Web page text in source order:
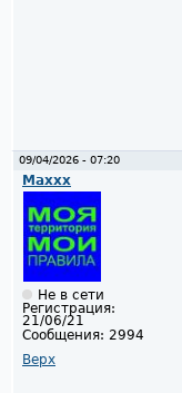
09/04/2026 - 07:20
Maxxx
Не в сети
Регистрация:
21/06/21
Сообщения: 2994
Верх